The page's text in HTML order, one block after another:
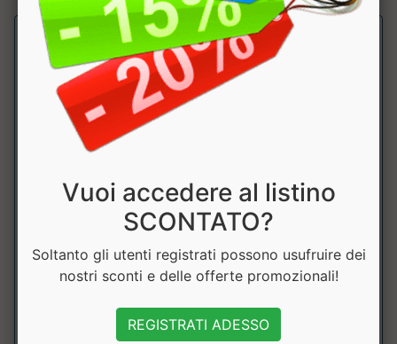
PANTALONCINO CLASSIC AB881
Leone
Pantaloncini Kick/Thai con spacchi laterali per garantire
libert&agrave; di movimento....
a partire da € 39.51
Vuoi accedere al listino
SCONTATO?
Soltanto gli utenti registrati possono usufruire dei
nostri sconti e delle offerte promozionali!
REGISTRATI ADESSO